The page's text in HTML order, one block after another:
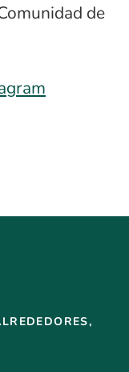
de